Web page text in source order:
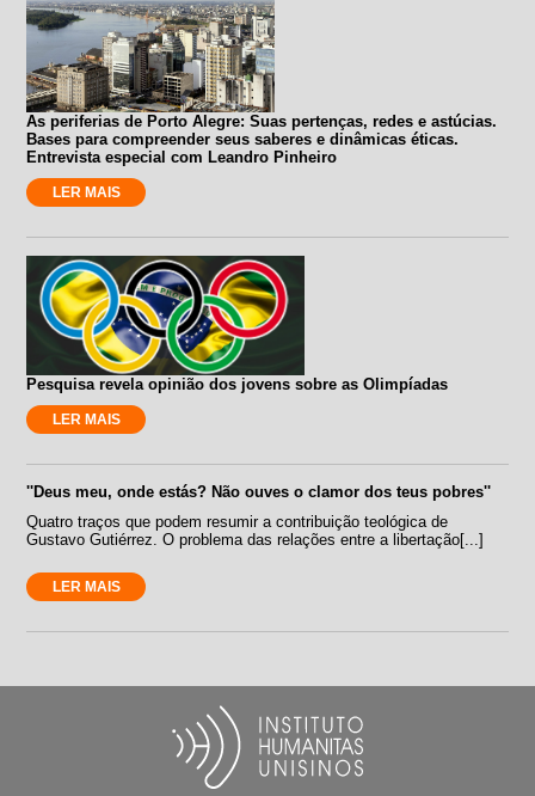
As periferias de Porto Alegre: Suas pertenças, redes e astúcias.
Bases para compreender seus saberes e dinâmicas éticas.
Entrevista especial com Leandro Pinheiro
LER MAIS
Pesquisa revela opinião dos jovens sobre as Olimpíadas
LER MAIS
''Deus meu, onde estás? Não ouves o clamor dos teus pobres''
Quatro traços que podem resumir a contribuição teológica de
Gustavo Gutiérrez. O problema das relações entre a libertação[...]
LER MAIS